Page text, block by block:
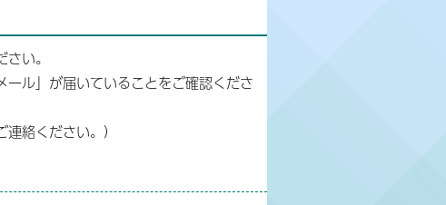
い。
ル」が届いていることをご確認くださ
絡ください。）